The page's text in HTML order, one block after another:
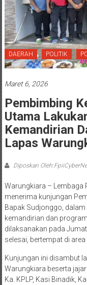
DAERAH POLITIK
Maret 6, 2026
Pembimbing
Utama
Kemandirian
Lapas
Diposkan
Warungkiara – Lembaga
menerima kunjungan
Bapak Sudjonggo,
kemandirian dan
dilaksanakan pada
selesai, bertempat di
Kunjungan ini disambut
Warungkiara beserta
Ka. KPLP, Kasi Binadik,